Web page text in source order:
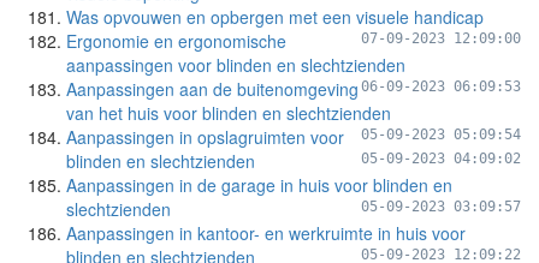
Was opvouwen en opbergen met een visuele handicap
07-09-2023 12:09:00
Ergonomie en ergonomische
aanpassingen voor blinden en slechtzienden
06-09-2023 06:09:53
Aanpassingen aan de buitenomgeving
van het huis voor blinden en slechtzienden
05-09-2023 05:09:54
Aanpassingen in opslagruimten voor
blinden en slechtzienden
05-09-2023 04:09:02
Aanpassingen in de garage in huis voor blinden en
slechtzienden
05-09-2023 03:09:57
Aanpassingen in kantoor- en werkruimte in huis voor
blinden en slechtzienden
05-09-2023 12:09:22